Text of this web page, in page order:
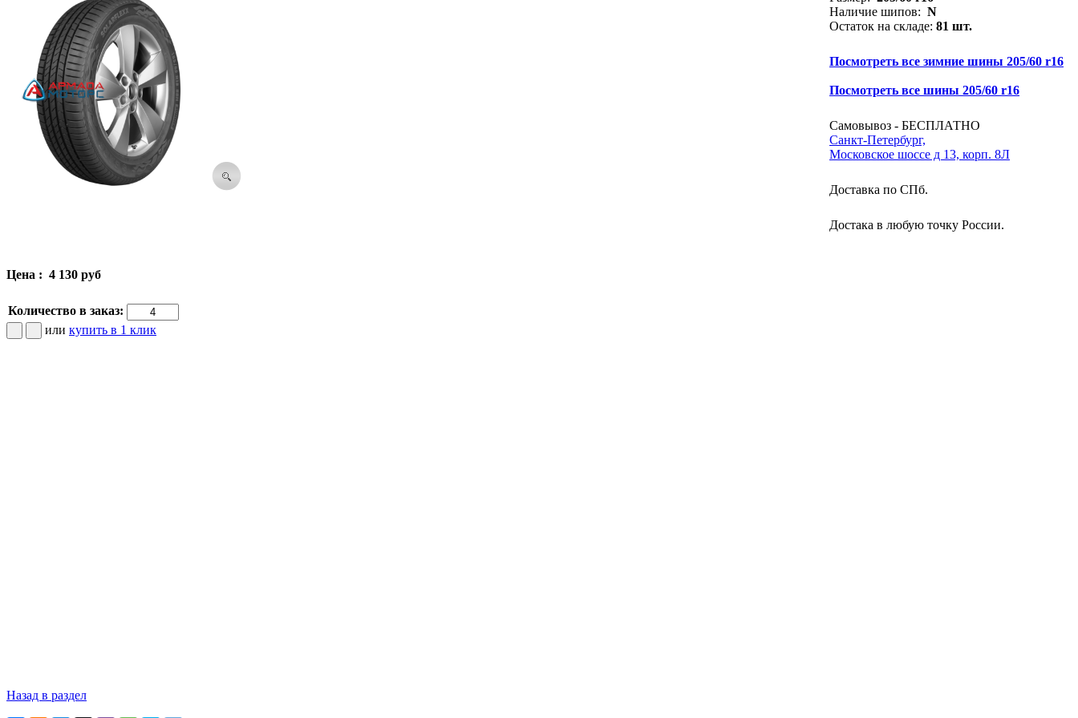
Наличие шипов: N
Остаток на складе: 81 шт.
Посмотреть все зимние шины 205/60 r16
Посмотреть все шины 205/60 r16
Самовывоз - БЕСПЛАТНО
Санкт-Петербург,
Московское шоссе д 13, корп. 8Л
Доставка по СПб.
Достака в любую точку России.
Цена : 4 130 руб
Количество в заказ:
или купить в 1 клик
Назад в раздел